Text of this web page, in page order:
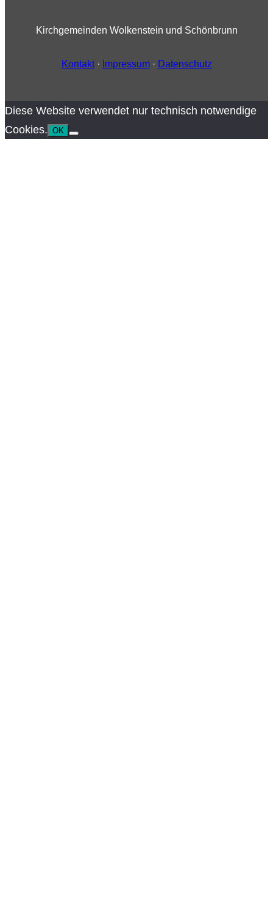
Kirchgemeinden Wolkenstein und Schönbrunn
Kontakt· Impressum· Datenschutz
Diese Website verwendet nur technisch notwendige
Cookies. OK